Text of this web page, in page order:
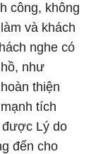
công, không
và khách
nghe có
như
thiện
tích
được Lý do
đến cho